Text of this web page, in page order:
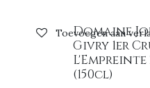
Domaine
Givry 1er
L'Empreinte
(150cl)
Toevoegen aan